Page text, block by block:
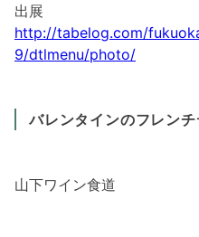
出展
http://tabelog.com/
9/dtlmenu/photo/
バレンタインのフレン
山下ワイン食道